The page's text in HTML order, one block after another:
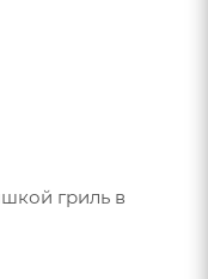
гриль в